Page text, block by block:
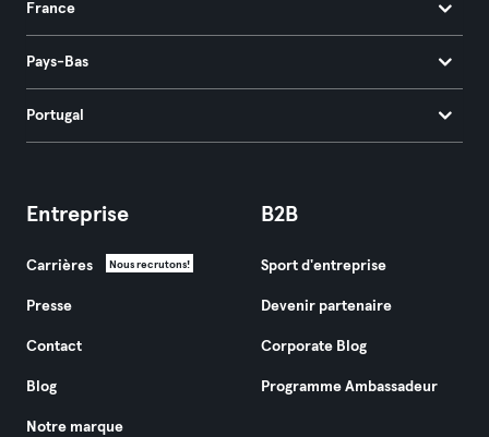
France
Pays-Bas
Portugal
Entreprise
Carrières Nous recrutons!
Presse
Contact
Blog
Notre marque
B2B
Sport d'entreprise
Devenir partenaire
Corporate Blog
Programme Ambassadeur